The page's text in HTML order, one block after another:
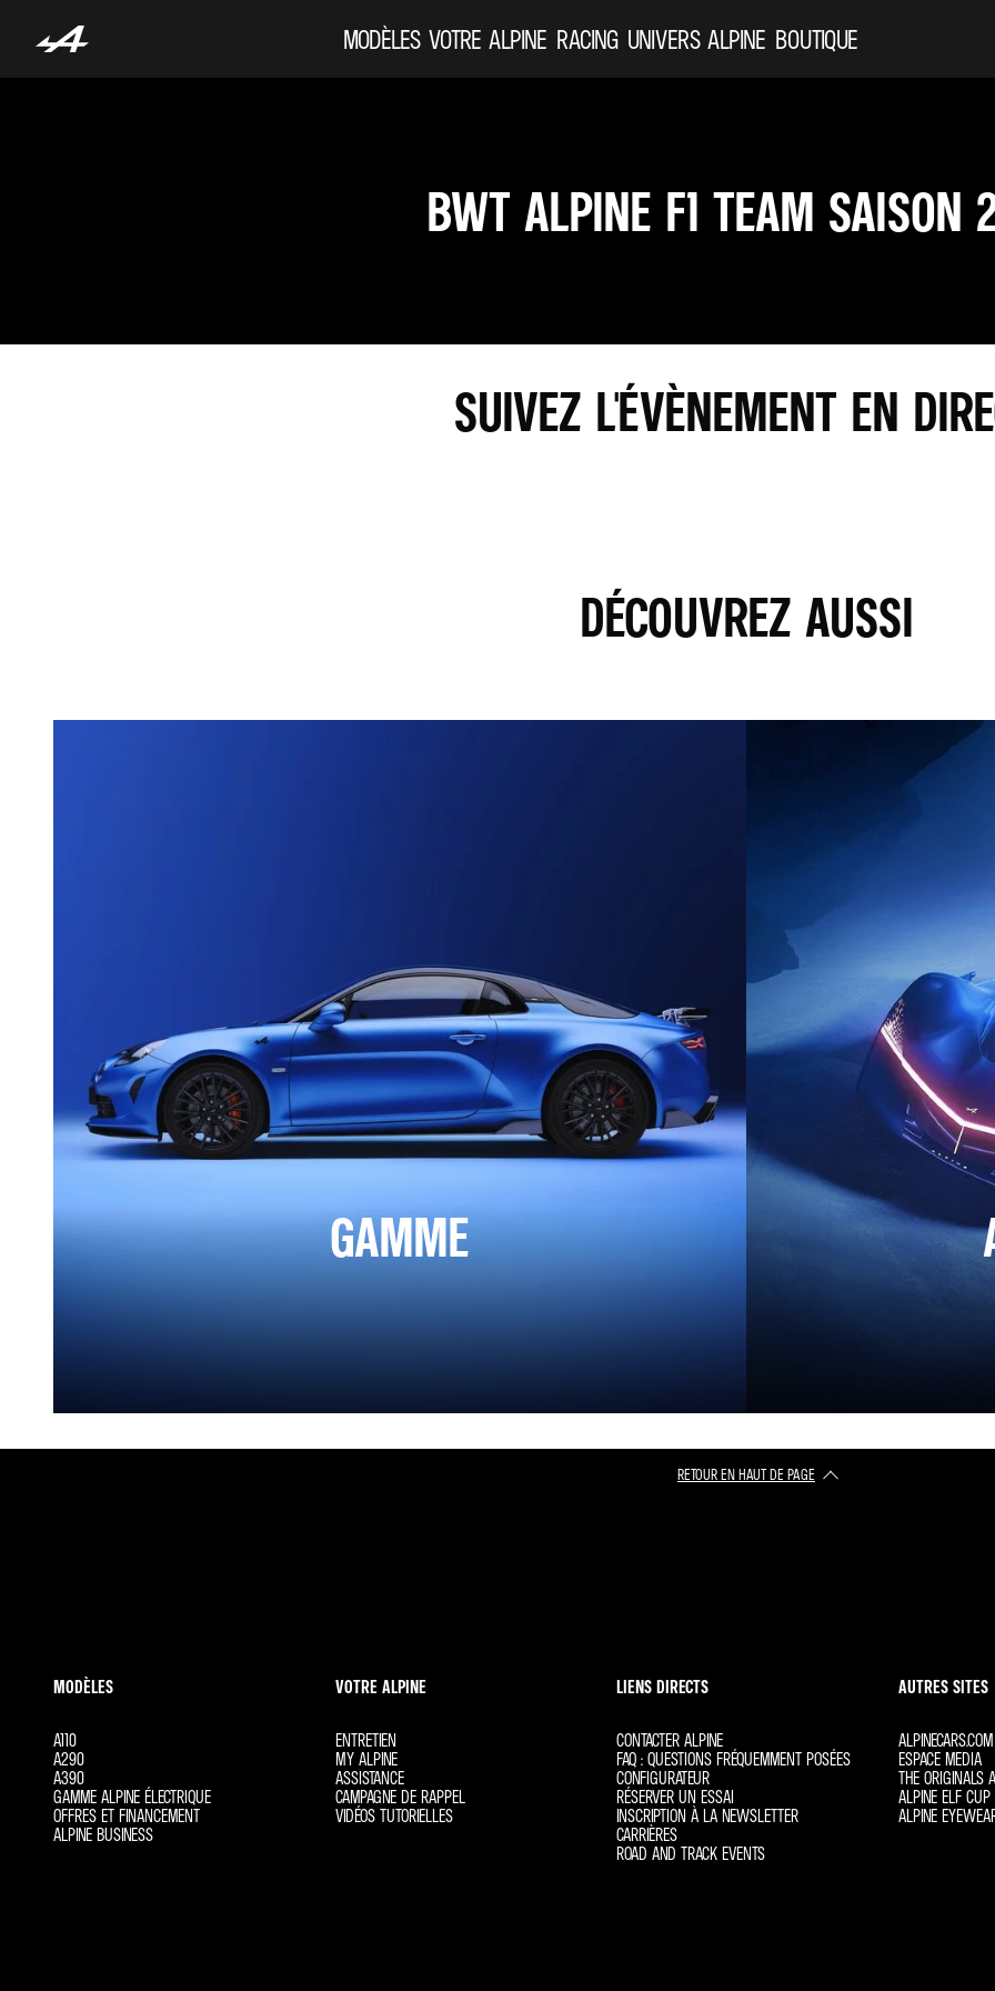
MODÈLES VOTRE ALPINE RACING UNIVERS ALPINE BOUTIQUE
BWT ALPINE F1 TEAM SAISON
SUIVEZ L'ÉVÈNEMENT EN
DÉCOUVREZ AUSSI
GAMME
RETOUR EN HAUT DE PAGE
MODÈLES
A110
A290
A390
GAMME ALPINE ÉLECTRIQUE
OFFRES ET FINANCEMENT
ALPINE BUSINESS
VOTRE ALPINE
ENTRETIEN
MY ALPINE
ASSISTANCE
CAMPAGNE DE RAPPEL
VIDÉOS TUTORIELLES
LIENS DIRECTS
CONTACTER ALPINE
FAQ : QUESTIONS FRÉQUEMMENT POSÉES
CONFIGURATEUR
RÉSERVER UN ESSAI
INSCRIPTION À LA NEWSLETTER
CARRIÈRES
ROAD AND TRACK EVENTS
AUTRES SITES
ALPINECARS.COM
ESPACE MEDIA
THE ORIGINALS
ALPINE ELF CUP
ALPINE